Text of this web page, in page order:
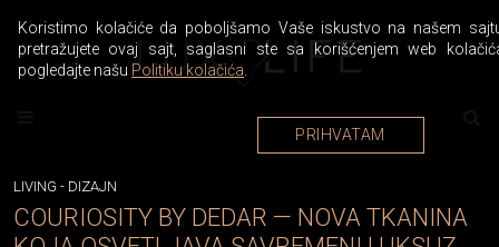
LIVING - DIZAJN
COURIOSITY BY DEDAR — NOVA TKANINA
Koristimo kolačiće da poboljšamo Vaše iskustvo na našem
pretražujete ovaj sajt, saglasni ste sa korišćenjem web
pogledajte našu Politiku kolačića
PRIHVATAM